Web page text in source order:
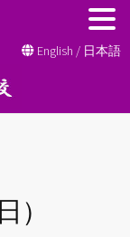
English / 日本語
）